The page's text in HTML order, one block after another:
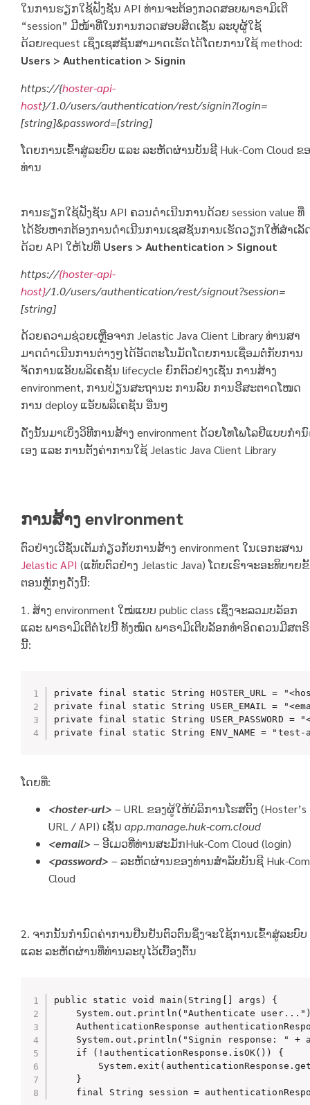
ໃນການຮຽກໃຊ້ຟັງຊັນ API ທ່ານຈະຕ້ອງກວດສອບພາຣາມິເຕີ
“session” ມີໜ້າທີ່ໃນການກວດສອບສິດເຊັ່ນ ລະບຸຜູ້ໃຊ້
ດ້ວຍrequest ເຊິ່ງເຊສຊັນສາມາດເຮັດໄດ້ໂດຍການໃຊ້ method:
Users > Authentication > Signin
https://{hoster-api-
host}/1.0/users/authentication/rest/signin?login=
[string]&password=[string]
ໂດຍການເຂົ້າສູ່ລະບົບ ແລະ ລະຫັດຜ່ານບັນຊີ Huk-Com Cloud ຂ
ທ່ານ
ການຮຽກໃຊ້ຟັງຊັນ API ຄວນດໍາເນີນການດ້ວຍ session value ທີ່
ໄດ້ຮັບຫາກຕ້ອງການດໍາເນີນການເຊສຊັນການເຮັດວຽກໃຫ້ສໍາເລັ
ດ້ວຍ API ໃຫ້ໄປທີ່ Users > Authentication > Signout
https://{hoster-api-
host}/1.0/users/authentication/rest/signout?session=
[string]
ດ້ວຍຄວາມຊ່ວຍເຫຼືອຈາກ Jelastic Java Client Library ທ່ານສາ
ມາດດໍາເນີນການຕ່າງໆໄດ້ອັດຕະໂນມັດໂດຍການເຊື່ອມຕໍ່ກັບການ
ຈັດການແອັບພລິເຄຊັນ lifecycle ຍົກຕົວຢ່າງເຊັ່ນ ການສ້າງ
environment, ການປ່ຽນສະຖານະ ການລົບ ການຣີສະຕາດໂໜດ
ການ deploy ແອັບພລິເຄຊັນ ອື່ນໆ
ດັ່ງນັ້ນມາເບິ່ງວິທີການສ້າງ environment ດ້ວຍໂທໂພໂລຢີແບບກໍາ
ເອງ ແລະ ການຕັ້ງຄ່າການໃຊ້ Jelastic Java Client Library
ການສ້າງ environment
ຕົວຢ່າງເວີຊັ່ນເຕັມກ່ຽວກັບການສ້າງ environment ໃນເອກະສານ
Jelastic API (ແທັບຕົວຢ່າງ Jelastic Java) ໂດຍເຮົາຈະອະທິບາຍ
ຕອນຫຼັກໆດັ່ງນີ້:
1. ສ້າງ environment ໃໝ່ແບບ public class ເຊິ່ງຈະລວມບລັອກ
ແລະ ພາຣາມິເຕີຕໍ່ໄປນີ້ ທັງໝົດ ພາຣາມິເຕີບລັອກທໍາອິດຄວນມີສຕ
ນີ້:
private final static String HOSTER_URL =
private final static String USER_EMAIL =
private final static String USER_PASSWORD =
private final static String ENV_NAME = "test-
ໂດຍທີ່:
<hoster-url> – URL ຂອງຜູ້ໃຫ້ບໍລິການໂຮສຕິ້ງ (Hoster’s
URL / API) ເຊັ່ນ app.manage.huk-com.cloud
<email> – ອີເມວທີ່ທ່ານສະມັກHuk-Com Cloud (login)
<password> – ລະຫັດຜ່ານຂອງທ່ານສໍາລັບບັນຊີ Huk-Com
Cloud
2. ຈາກນັ້ນກໍານົດຄ່າການຢືນຢັນຕົວຕົນຊຶ່ງຈະໃຊ້ການເຂົ້າສູ່ລະບົບ
ແລະ ລະຫັດຜ່ານທີ່ທ່ານລະບຸໄວ້ເບື້ອງຕົ້ນ
public static void main(String[] args)
System.out.println("Authenticate
AuthenticationResponse
System.out.println("Signin response: " +
    if (!authenticationResponse.isOK()) {
    }
final String session =